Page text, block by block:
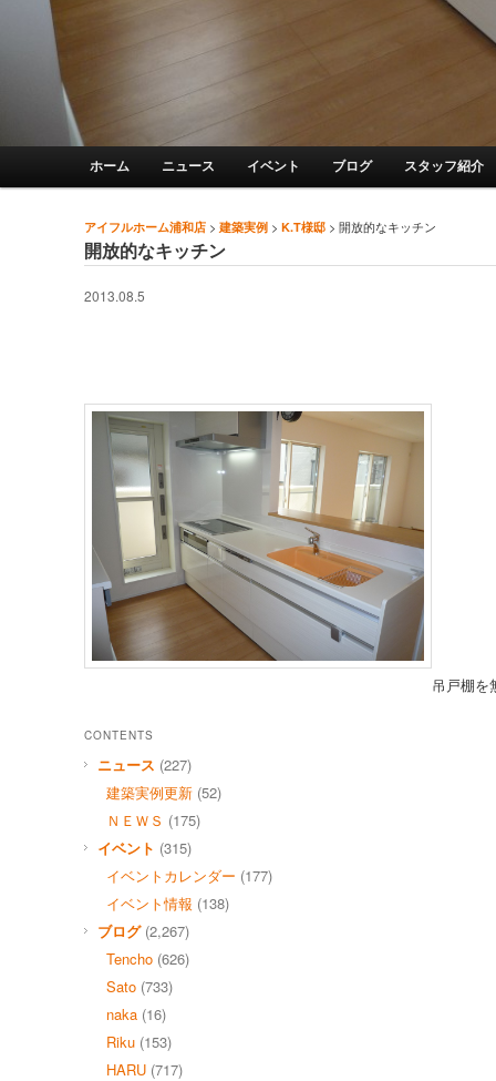
メインメニュー
メインコンテンツへ移動
サブコンテンツへ移動
ホーム ニュース イベント ブログ スタッフ紹介
アイフルホーム浦和店 > 建築実例 > K.T様邸 > 開放的なキッチン
投稿ナビゲーション
開放的なキッチン
2013.08.5
吊戸棚を
CONTENTS
ニュース (227)
建築実例更新 (52)
ＮＥＷＳ (175)
イベント (315)
イベントカレンダー (177)
イベント情報 (138)
ブログ(2,267)
Tencho (626)
Sato (733)
naka (16)
Riku (153)
HARU (717)